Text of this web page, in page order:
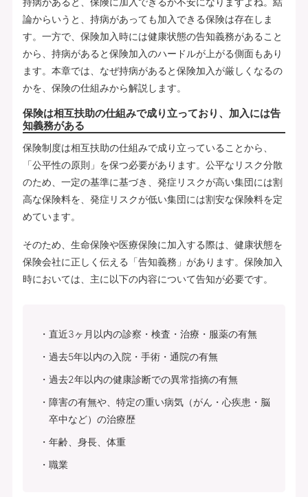
論からいうと、持病があっても加入できる保険は存在しま
す。一方で、保険加入時には健康状態の告知義務があること
から、持病があると保険加入のハードルが上がる側面もあり
ます。本章では、なぜ持病があると保険加入が厳しくなるの
かを、保険の仕組みから解説します。
保険は相互扶助の仕組みで成り立っており、加入には告
知義務がある
保険制度は相互扶助の仕組みで成り立っていることから、
「公平性の原則」を保つ必要があります。公平なリスク分散
のため、一定の基準に基づき、発症リスクが高い集団には割
高な保険料を、発症リスクが低い集団には割安な保険料を定
めています。
そのため、生命保険や医療保険に加入する際は、健康状態を
保険会社に正しく伝える「告知義務」があります。保険加入
時においては、主に以下の内容について告知が必要です。
直近3ヶ月以内の診察・検査・治療・服薬の有無
過去5年以内の入院・手術・通院の有無
過去2年以内の健康診断での異常指摘の有無
障害の有無や、特定の重い病気（がん・心疾患・脳
卒中など）の治療歴
年齢、身長、体重
職業